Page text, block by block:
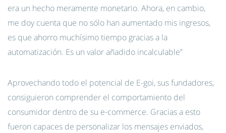
era un hecho meramente monetario. Ahora, en cambio,
me doy cuenta que no sólo han aumentado mis ingresos,
es que ahorro muchísimo tiempo gracias a la
automatización. Es un valor añadido incalculable”
Aprovechando todo el potencial de E-goi, sus fundadores,
consiguieron comprender el comportamiento del
consumidor dentro de su e-commerce. Gracias a esto
fueron capaces de personalizar los mensajes enviados,